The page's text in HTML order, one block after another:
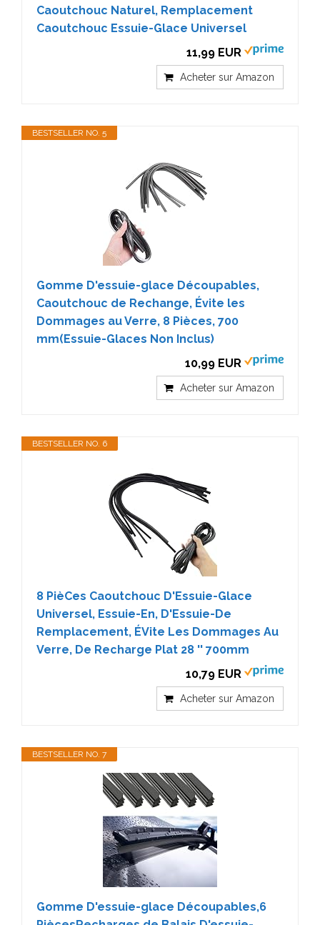
Caoutchouc Naturel, Remplacement
Caoutchouc Essuie-Glace Universel
11,99 EUR
Acheter sur Amazon
BESTSELLER NO. 5
Gomme D'essuie-glace Découpables,
Caoutchouc de Rechange, Évite les
Dommages au Verre, 8 Pièces, 700
mm(Essuie-Glaces Non Inclus)
10,99 EUR
Acheter sur Amazon
BESTSELLER NO. 6
8 PièCes Caoutchouc D'Essuie-Glace
Universel, Essuie-En, D'Essuie-De
Remplacement, ÉVite Les Dommages Au
Verre, De Recharge Plat 28 '' 700mm
10,79 EUR
Acheter sur Amazon
BESTSELLER NO. 7
Gomme D'essuie-glace Découpables,6